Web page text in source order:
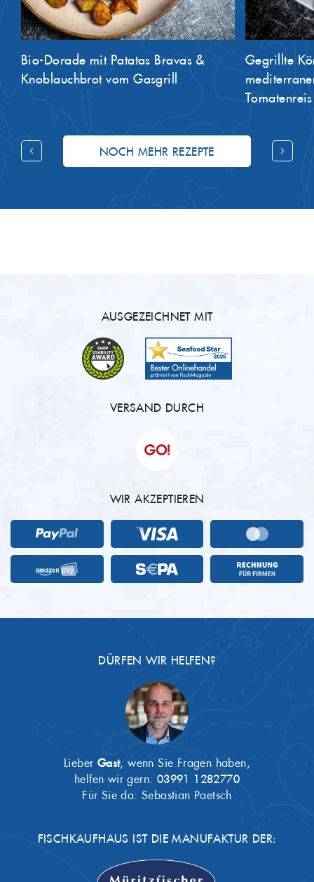
Bio-Dorade mit Patatas Bravas &
Knoblauchbrot vom Gasgrill
Gegrillte
Tomatenreis
NOCH MEHR REZEPTE
AUSGEZEICHNET MIT
VERSAND DURCH
WIR AKZEPTIEREN
DÜRFEN WIR HELFEN?
Lieber Gast, wenn Sie Fragen haben,
helfen wir gern: 03991 1282770
Für Sie da: Sebastian Paetsch
FISCHKAUFHAUS IST DIE MANUFAKTUR DER: